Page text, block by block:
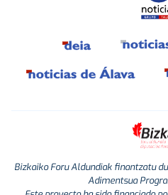
Bizkaiko Foru Aldundiak finantzatu
Adimentsua